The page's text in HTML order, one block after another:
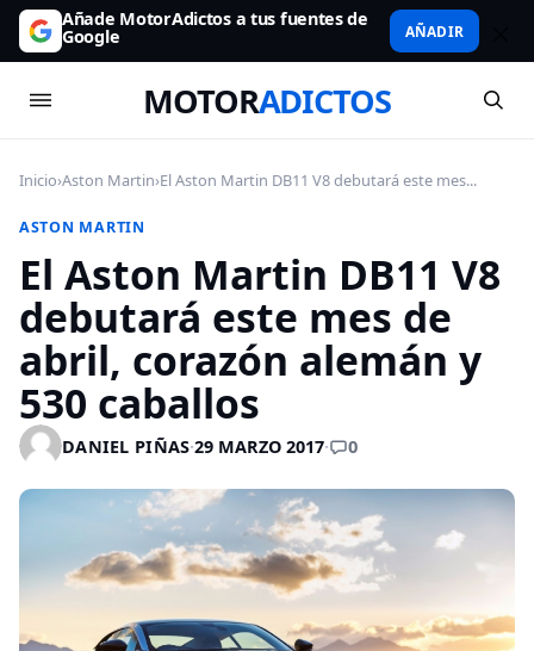
Añade MotorAdictos a tus fuentes de
Google AÑADIR
MOTORADICTOS
Inicio›Aston Martin›El Aston Martin DB11 V8 debutará este mes...
ASTON MARTIN
El Aston Martin DB11 V8
debutará este mes de
abril, corazón alemán y
530 caballos
DANIEL PIÑAS·29 MARZO 2017· 0